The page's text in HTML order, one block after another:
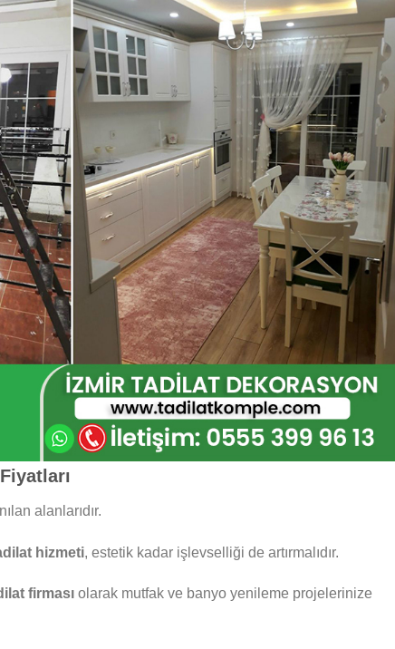
alanlarıdır.
hizmeti, estetik kadar işlevselliği de artırmalıdır.
firması olarak mutfak ve banyo yenileme projelerinize